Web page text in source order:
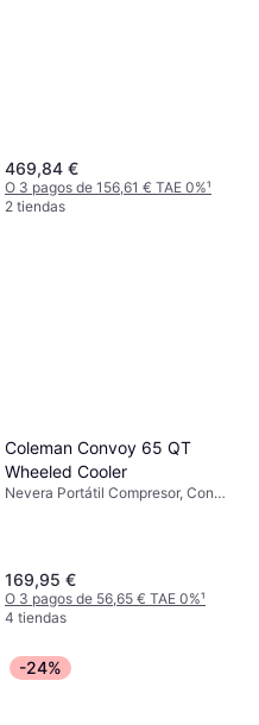
469,84 €
O 3 pagos de 156,61 € TAE 0%¹
2 tiendas
Coleman Convoy 65 QT
Wheeled Cooler
Nevera Portátil Compresor, Con
169,95 €
O 3 pagos de 56,65 € TAE 0%¹
4 tiendas
-24%